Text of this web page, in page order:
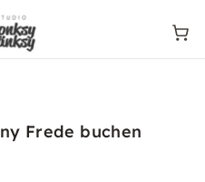
Frede buchen